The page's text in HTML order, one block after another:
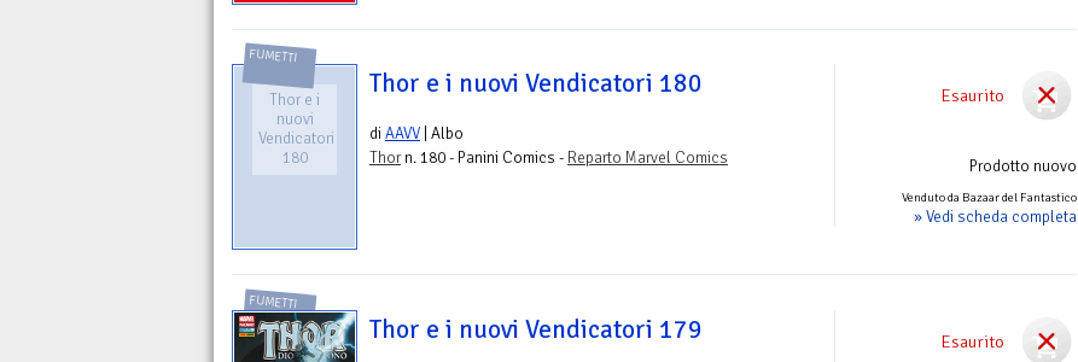
Esaurito
Prodotto nuovo
Venduto da Bazaar del Fantastico
» Vedi scheda completa
FUMETTI
Thor e i
nuovi
Vendicatori
180
Thor e i nuovi Vendicatori 180
diAAVV | Albo
Thorn. 180 - Panini Comics - Reparto Marvel Comics
Esaurito
FUMETTI
Thor e i nuovi Vendicatori 179